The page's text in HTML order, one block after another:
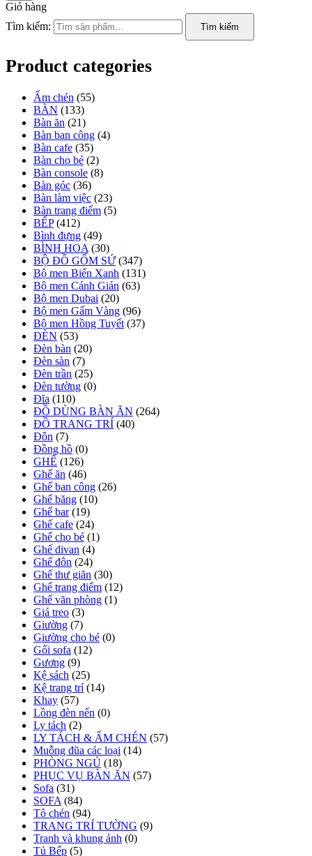
Giỏ hàng
Tìm kiếm:
Tìm kiếm
Product categories
Ấm chén (55)
BÀN (133)
Bàn ăn (21)
Bàn ban công (4)
Bàn cafe (35)
Bàn cho bé (2)
Bàn console (8)
Bàn góc (36)
Bàn làm việc (23)
Bàn trang điểm (5)
BẾP (412)
Bình đựng (49)
BÌNH HOA (30)
BỘ ĐỒ GỐM SỨ (347)
Bộ men Biển Xanh (131)
Bộ men Cánh Gián (63)
Bộ men Dubai (20)
Bộ men Gấm Vàng (96)
Bộ men Hồng Tuyết (37)
ĐÈN (53)
Đèn bàn (20)
Đèn sàn (7)
Đèn trần (25)
Đèn tường (0)
Đĩa (110)
ĐỒ DÙNG BÀN ĂN (264)
ĐỒ TRANG TRÍ (40)
Đôn (7)
Đồng hồ (0)
GHẾ (126)
Ghế ăn (46)
Ghế ban công (26)
Ghế băng (10)
Ghế bar (19)
Ghế cafe (24)
Ghế cho bé (1)
Ghế divan (4)
Ghế đôn (24)
Ghế thư giãn (30)
Ghế trang điểm (12)
Ghế văn phòng (1)
Giá treo (3)
Giường (7)
Giường cho bé (0)
Gối sofa (12)
Gương (9)
Kệ sách (25)
Kệ trang trí (14)
Khay (57)
Lồng đèn nến (0)
Ly tách (2)
LY TÁCH & ẤM CHÉN (57)
Muỗng đũa các loại (14)
PHÒNG NGỦ (18)
PHỤC VỤ BÀN ĂN (57)
Sofa (31)
SOFA (84)
Tô chén (94)
TRANG TRÍ TƯỜNG (9)
Tranh và khung ảnh (0)
Tủ Bếp (5)